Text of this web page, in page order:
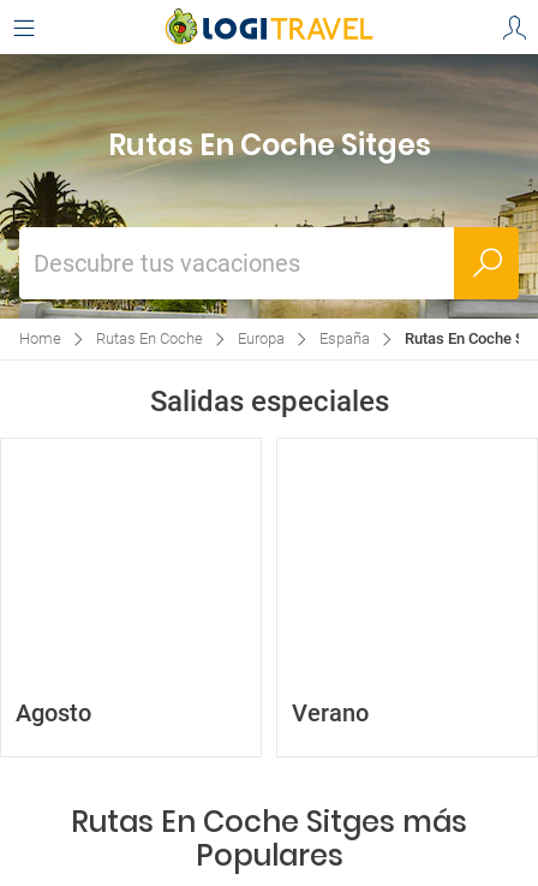
Rutas En Coche Sitges
Descubre tus vacaciones
Home Rutas En Coche Europa España Rutas En Coche
Salidas especiales
Agosto Verano
Rutas En Coche Sitges más
Populares